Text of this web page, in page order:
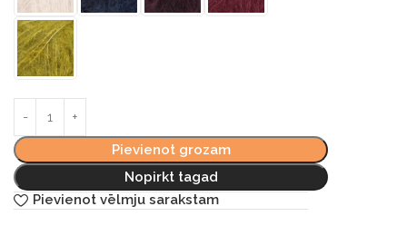
Pievienot grozam
Nopirkt tagad
Pievienot vēlmju sarakstam